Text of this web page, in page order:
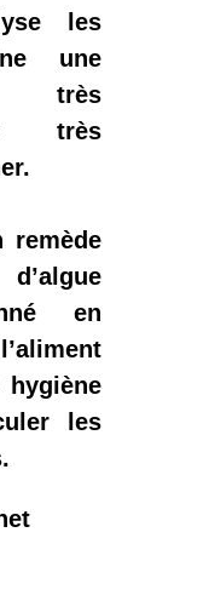
les
une
très
très
remède
d’algue
en
hygiène
les